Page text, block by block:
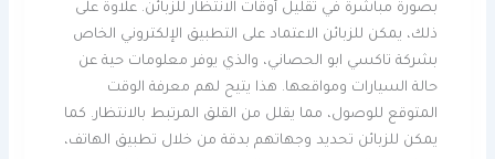
بصورة مباشرة في تقليل أوقات الانتظار للزبائن. علاوة على
ذلك، يمكن للزبائن الاعتماد على التطبيق الإلكتروني الخاص
بشركة تاكسي ابو الحصاني، والذي يوفر معلومات حية عن
حالة السيارات ومواقعها. هذا يتيح لهم معرفة الوقت
المتوقع للوصول، مما يقلل من القلق المرتبط بالانتظار. كما
يمكن للزبائن تحديد وجهاتهم بدقة من خلال تطبيق الهاتف،